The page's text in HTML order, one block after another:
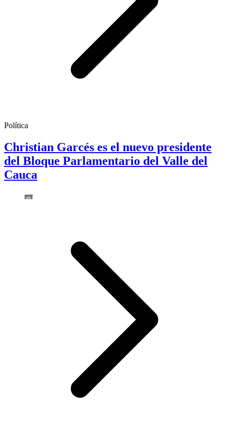
Política
Christian Garcés es el nuevo presidente
del Bloque Parlamentario del Valle del
Cauca